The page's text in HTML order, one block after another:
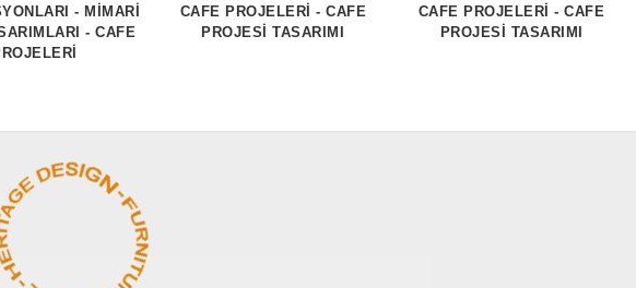
- MİMARİ
- CAFE
CAFE PROJELERİ - CAFE
PROJESİ TASARIMI
CAFE PROJELERİ - CAFE
PROJESİ TASARIMI